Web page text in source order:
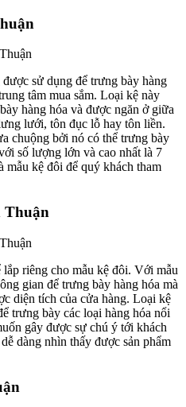
sử dụng để trưng bày hàng
tâm mua sắm. Loại kệ này
hàng hóa và được ngăn ở giữa
lưới, tôn đục lỗ hay tôn liền.
chuộng bởi nó có thể trưng bày
số lượng lớn và cao nhất là 7
mẫu kệ đôi để quý khách tham
Thuận
riêng cho mẫu kệ đôi. Với mẫu
gian để trưng bày hàng hóa mà
diện tích của cửa hàng. Loại kệ
trưng bày các loại hàng hóa nổi
gây được sự chú ý tới khách
dàng nhìn thấy được sản phẩm